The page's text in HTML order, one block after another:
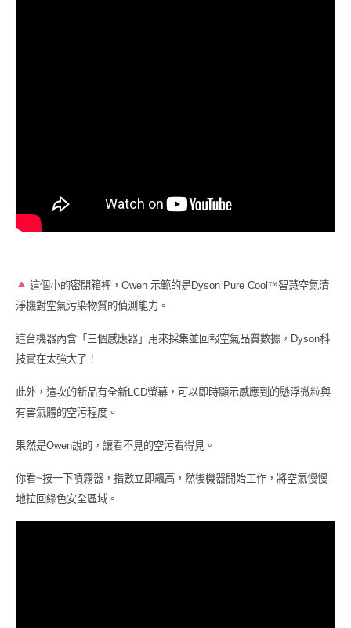
這個小的密閉箱裡，Owen示範的是Dyson Pure Cool™智慧空氣清
淨機對空氣污染物質的偵測能力。
這台機器內含「三個感應器」用來採集並回報空氣品質數據， Dyson科
技實在太強大了！
此外，這次的新品有全新LCD螢幕，可以即時顯示感應到的懸浮微粒與
有害氣體的空污程度。
果然是Owen說的，讓看不見的空污看得見。
你看~按一下噴霧器，指數立即飆高，然後機器開始工作，將空氣慢慢
地拉回綠色安全區域。